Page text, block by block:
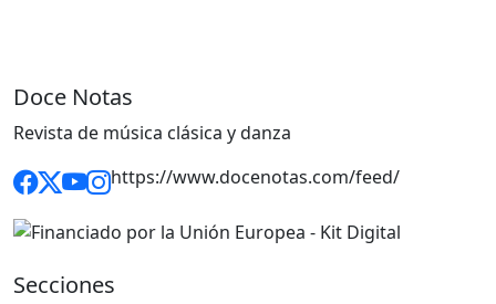
Doce Notas
Revista de música clásica y danza
https://www.docenotas.com/feed/
Secciones